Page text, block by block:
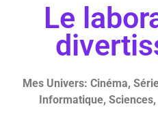
Le
Mes Univers: Cinéma,
Informatique,